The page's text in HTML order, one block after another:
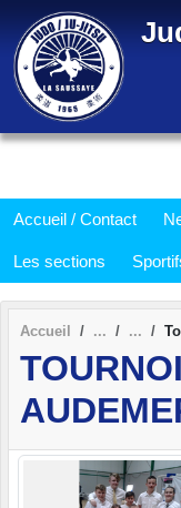
Accueil / Contact
Les sections
Accueil
Panneau de gestion